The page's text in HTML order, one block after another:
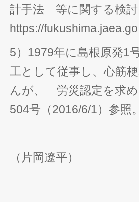
計手法 等に関する検討
https://
5）1979年に島根原発1
工として従事し、心筋
んが、 労災認定を求
504号（2016/6/1）参照。
（片岡遼平）